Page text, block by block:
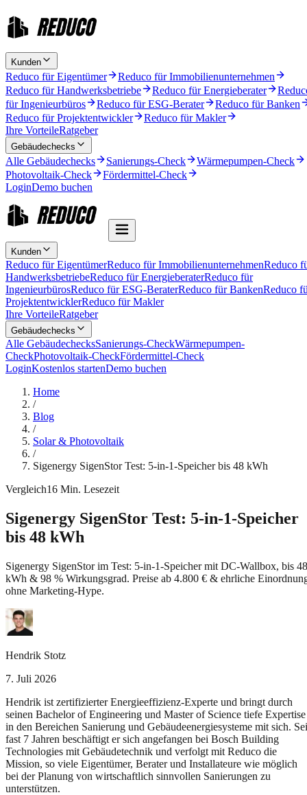
Kunden
Reduco für Eigentümer
Reduco für Immobilienunternehmen
Reduco für Handwerksbetriebe
Reduco für Energieberater
für Ingenieurbüros
Reduco für ESG-Berater
Reduco für Banken
Reduco für Projektentwickler
Reduco für Makler
Ihre VorteileRatgeber
Gebäudechecks
Alle Gebäudechecks Sanierungs-Check
Wärmepumpen-Check
Photovoltaik-Check
Fördermittel-Check
LoginDemo buchen
Kunden
Reduco für EigentümerReduco für ImmobilienunternehmenReduco
HandwerksbetriebeReduco für EnergieberaterReduco für
IngenieurbürosReduco für ESG-BeraterReduco für BankenReduco
ProjektentwicklerReduco für Makler
Ihre VorteileRatgeber
Gebäudechecks
Alle GebäudechecksSanierungs-CheckWärmepumpen-
CheckPhotovoltaik-CheckFördermittel-Check
LoginKostenlos startenDemo buchen
Home
/
Blog
/
Solar & Photovoltaik
/
Sigenergy SigenStor Test: 5-in-1-Speicher bis 48 kWh
Vergleich16 Min. Lesezeit
Sigenergy SigenStor Test: 5-in-1-Speicher
bis 48 kWh
Sigenergy SigenStor im Test: 5-in-1-Speicher mit DC-Wallbox, bis 48
kWh & 98 % Wirkungsgrad. Preise ab 4.800 € & ehrliche
ohne Marketing-Hype.
Hendrik Stotz
7. Juli 2026
Hendrik ist zertifizierter Energieeffizienz-Experte und bringt durch
seinen Bachelor of Engineering und Master of Science tiefe Expertise
in den Bereichen Sanierung und Gebäudeenergiesysteme mit sich.
fast 7 Jahren beschäftigt er sich angefangen bei Bosch Building
Technologies mit Gebäudetechnik und verfolgt mit Reduco die
Mission, so viele Eigentümer, Berater und Installateure wie möglich
bei der Planung von wirtschaftlich sinnvollen Sanierungen zu
unterstützen.